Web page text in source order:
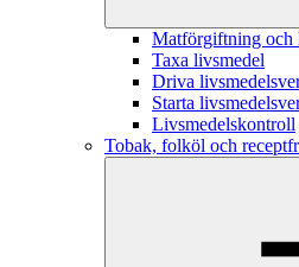
Matförgiftning och
Taxa livsmedel
Driva
Starta
Livsmedelskontroll
Tobak, folköl och